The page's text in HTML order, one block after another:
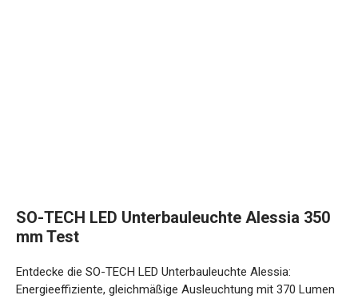
SO-TECH LED Unterbauleuchte Alessia 350
mm Test
Entdecke die SO-TECH LED Unterbauleuchte Alessia:
Energieeffiziente, gleichmäßige Ausleuchtung mit 370 Lumen